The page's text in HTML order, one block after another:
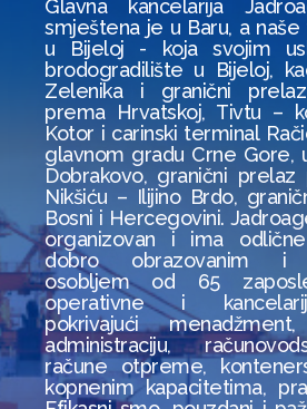
Glavna kancelarija
smještena je u Baru, a
u Bijeloj - koja svojim
brodogradilište u Bijeloj,
Zelenika i granični
prema Hrvatskoj, Tivtu –
Kotor i carinski terminal
glavnom gradu Crne Gore,
Dobrakovo, granični
Nikšiću – Ilijino Brdo,
Bosni i Hercegovini.
organizovan i ima
dobro obrazovanim i
osobljem od 65
operativne i
pokrivajući
administraciju,
račune otpreme,
kopnenim kapacitetima,